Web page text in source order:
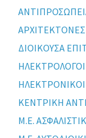
ΔΙΟΙΚΟΥΣΑ
ΚΕΝΤΡΙΚΗ
Μ.Ε.